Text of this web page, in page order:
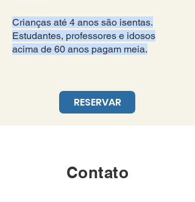
Crianças até 4 anos são isentas.
Estudantes, professores e idosos
acima de 60 anos pagam meia.
RESERVAR
Contato